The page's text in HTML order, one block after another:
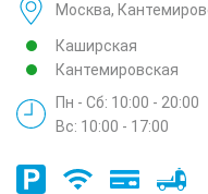
Москва,
Каширская
Кантемировская
Пн - Сб: 10:00 - 20:00
Вс: 10:00 - 17:00